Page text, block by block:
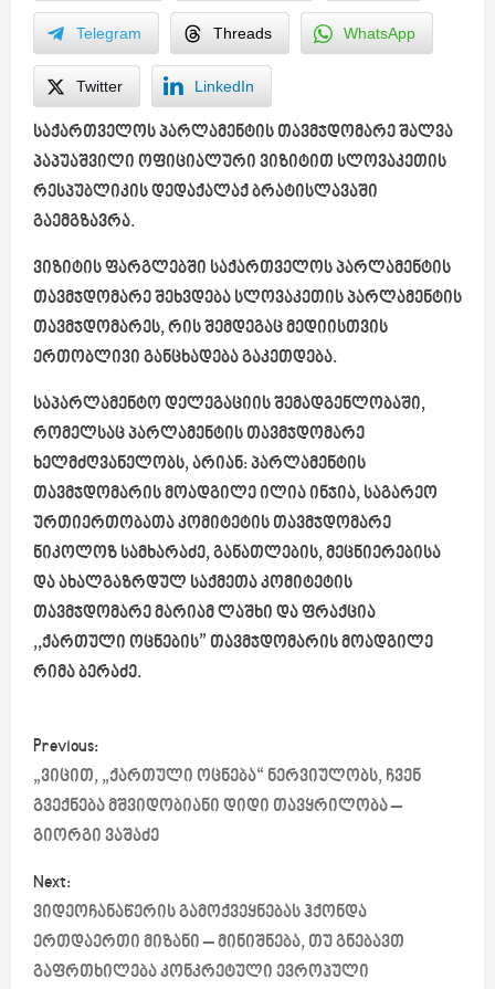
Telegram Threads WhatsApp
Twitter LinkedIn
საქართველოს პარლამენტის თავმჯდომარე შალვა
პაპუაშვილი ოფიციალური ვიზიტით სლოვაკეთის
რესპუბლიკის დედაქალაქ ბრატისლავაში
გაემგზავრა.
ვიზიტის ფარგლებში საქართველოს პარლამენტის
თავმჯდომარე შეხვდება სლოვაკეთის პარლამენტის
თავმჯდომარეს, რის შემდეგაც მედიისთვის
ერთობლივი განცხადება გაკეთდება.
საპარლამენტო დელეგაციის შემადგენლობაში,
რომელსაც პარლამენტის თავმჯდომარე
ხელმძღვანელობს, არიან: პარლამენტის
თავმჯდომარის მოადგილე ილია ინჯია, საგარეო
ურთიერთობათა კომიტეტის თავმჯდომარე
ნიკოლოზ სამხარაძე, განათლების, მეცნიერებისა
და ახალგაზრდულ საქმეთა კომიტეტის
თავმჯდომარე მარიამ ლაშხი და ფრაქცია
,,ქართული ოცნების” თავმჯდომარის მოადგილე
რიმა ბერაძე.
P
o
s
t
n
a
Previous:
„ვიცით, „ქართული ოცნება“ ნერვიულობს, ჩვენ
გვექნება მშვიდობიანი დიდი თავყრილობა –
გიორგი ვაშაძე
Next:
ვიდეოჩანაწერის გამოქვეყნებას ჰქონდა
ერთდაერთი მიზანი – მინიშნება, თუ გნებავთ
გაფრთხილება კონკრეტული ევროპული